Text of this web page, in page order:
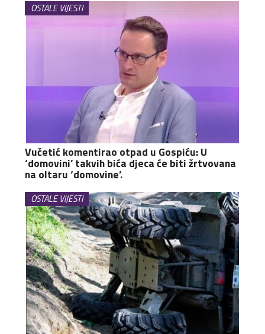
OSTALE VIJESTI
Vučetić komentirao otpad u Gospiću: U
‘domovini’ takvih bića djeca će biti žrtvovana
na oltaru ‘domovine’.
OSTALE VIJESTI